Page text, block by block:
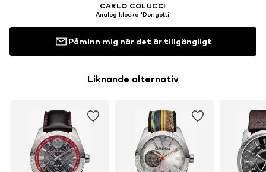
CARLO COLUCCI
Analog klocka 'Dorigotti'
Påminn mig när det är tillgängligt
Liknande alternativ